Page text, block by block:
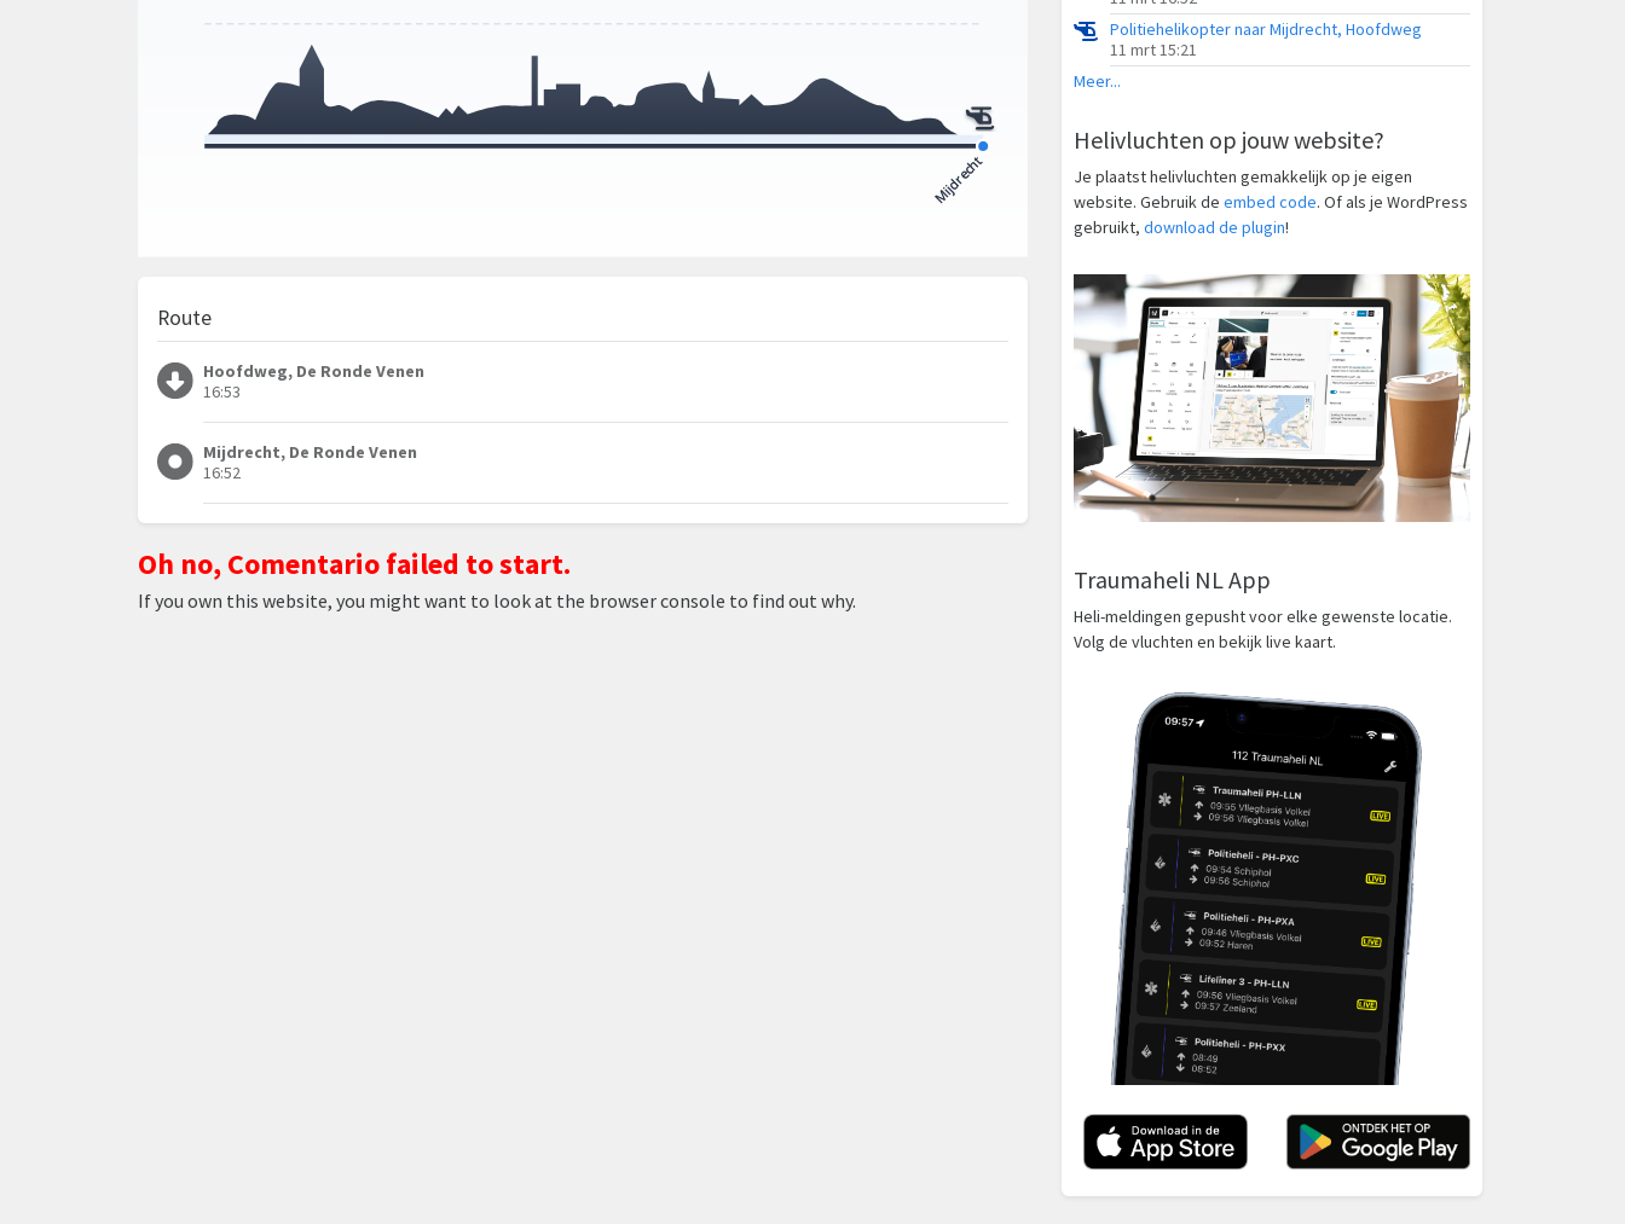
Route
Hoofdweg, De Ronde Venen
16:53
Mijdrecht, De Ronde Venen
16:52
Oh no, Comentario failed to start.
If you own this website, you might want to look at the browser console to find out why.
Politiehelikopter naar Mijdrecht, Hoofdweg
11 mrt 15:21
Meer...
Helivluchten op jouw website?
Je plaatst helivluchten gemakkelijk op je eigen
website. Gebruik de embed code. Of als je WordPress
gebruikt, download de plugin!
Traumaheli NL App
Heli-meldingen gepusht voor elke gewenste locatie.
Volg de vluchten en bekijk live kaart.